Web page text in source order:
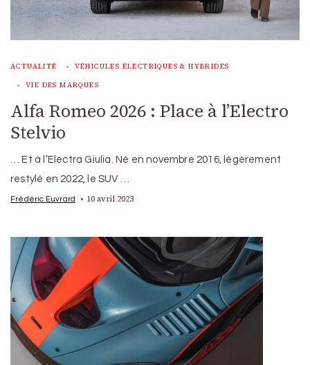
ACTUALITÉ VÉHICULES ÉLECTRIQUES & HYBRIDES
VIE DES MARQUES
Alfa Romeo 2026 : Place à l’Electro
Stelvio
… Et à l’Electra Giulia. Né en novembre 2016, légèrement
restylé en 2022, le SUV …
Frédéric Euvrard 10 avril 2023